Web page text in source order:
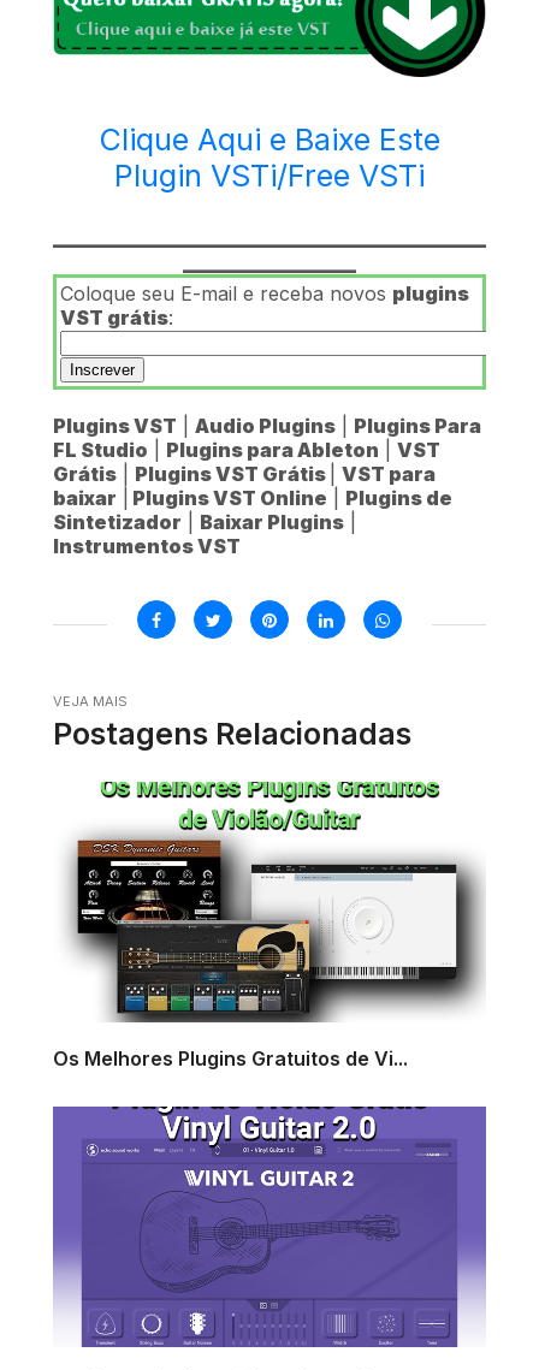
Clique Aqui e Baixe Este
Plugin VSTi/Free VSTi
Coloque seu E-mail e receba novos plugins
VST grátis:
Plugins VST Audio Plugins
Plugins Para
FL Studio
Plugins para Ableton
VST
Grátis
Plugins VST Grátis
VST para
baixar
Plugins VST Online
Plugins de
Sintetizador
Baixar Plugins
Instrumentos VST
VEJA MAIS
Postagens Relacionadas
Os Melhores Plugins Gratuitos de Vi...